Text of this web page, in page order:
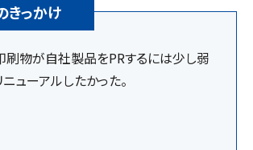
きっかけ
刷物が自社製品をPRするには少し弱
ューアルしたかった。